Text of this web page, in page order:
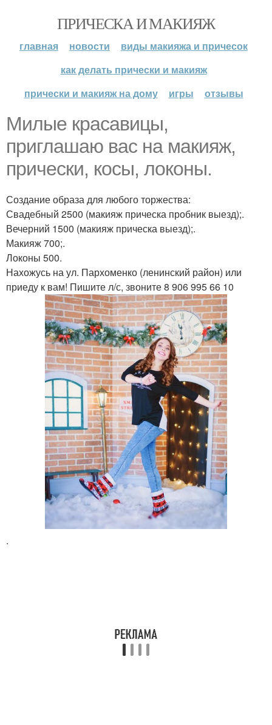
ПРИЧЕСКА И МАКИЯЖ
главная новости
виды макияжа и причесок
как делать прически и макияж
прически и макияж на дому
игры отзывы
Милые красавицы,
приглашаю вас на макияж,
прически, косы, локоны.
Создание образа для любого торжества:
Свадебный 2500 (макияж прическа пробник выезд);.
Вечерний 1500 (макияж прическа выезд);.
Макияж 700;.
Локоны 500.
Нахожусь на ул. Пархоменко (ленинский район) или
приеду к вам! Пишите л/с, звоните 8 906 995 66 10
.